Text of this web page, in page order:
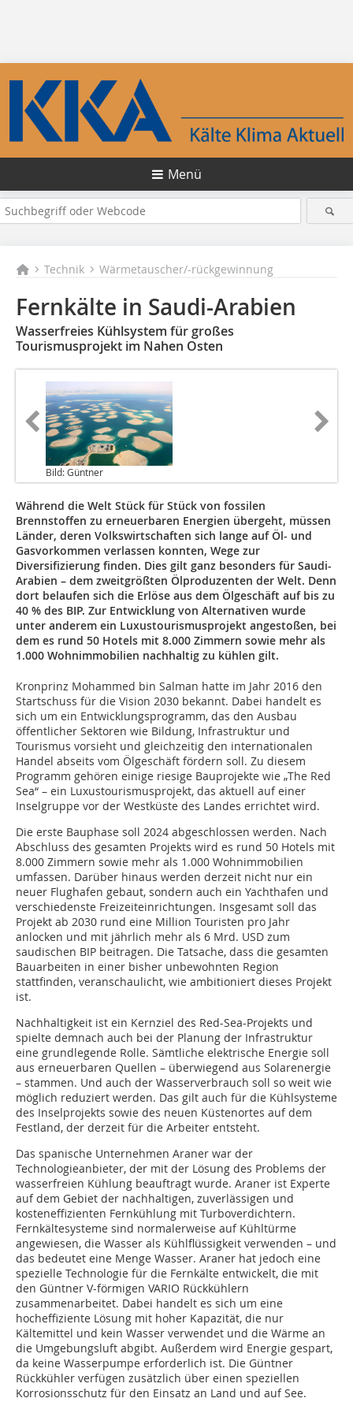
Menü
Technik Wärmetauscher/-rückgewinnung
Fernkälte in Saudi-Arabien
Wasserfreies Kühlsystem für großes
Tourismusprojekt im Nahen Osten
Bild: Güntner
Während die Welt Stück für Stück von fossilen
Brennstoffen zu erneuerbaren Energien übergeht, müssen
Länder, deren Volkswirtschaften sich lange auf Öl- und
Gasvorkommen verlassen konnten, Wege zur
Diversifizierung finden. Dies gilt ganz besonders für Saudi-
Arabien – dem zweitgrößten Ölproduzenten der Welt. Denn
dort belaufen sich die Erlöse aus dem Ölgeschäft auf bis zu
40 % des BIP. Zur Entwicklung von Alternativen wurde
unter anderem ein Luxustourismusprojekt angestoßen, bei
dem es rund 50 Hotels mit 8.000 Zimmern sowie mehr als
1.000 Wohnimmobilien nachhaltig zu kühlen gilt.
Kronprinz Mohammed bin Salman hatte im Jahr 2016 den
Startschuss für die Vision 2030 bekannt. Dabei handelt es
sich um ein Entwicklungsprogramm, das den Ausbau
öffentlicher Sektoren wie Bildung, Infrastruktur und
Tourismus vorsieht und gleichzeitig den internationalen
Handel abseits vom Ölgeschäft fördern soll. Zu diesem
Programm gehören einige riesige Bauprojekte wie „The Red
Sea“ – ein Luxustourismusprojekt, das aktuell auf einer
Inselgruppe vor der Westküste des Landes errichtet wird.
Die erste Bauphase soll 2024 abgeschlossen werden. Nach
Abschluss des gesamten Projekts wird es rund 50 Hotels mit
8.000 Zimmern sowie mehr als 1.000 Wohnimmobilien
umfassen. Darüber hinaus werden derzeit nicht nur ein
neuer Flughafen gebaut, sondern auch ein Yachthafen und
verschiedenste Freizeiteinrichtungen. Insgesamt soll das
Projekt ab 2030 rund eine Million Touristen pro Jahr
anlocken und mit jährlich mehr als 6 Mrd. USD zum
saudischen BIP beitragen. Die Tatsache, dass die gesamten
Bauarbeiten in einer bisher unbewohnten Region
stattfinden, veranschaulicht, wie ambitioniert dieses Projekt
ist.
Nachhaltigkeit ist ein Kernziel des Red-Sea-Projekts und
spielte demnach auch bei der Planung der Infrastruktur
eine grundlegende Rolle. Sämtliche elektrische Energie soll
aus erneuerbaren Quellen – überwiegend aus Solarenergie
– stammen. Und auch der Wasserverbrauch soll so weit wie
möglich reduziert werden. Das gilt auch für die Kühlsysteme
des Inselprojekts sowie des neuen Küstenortes auf dem
Festland, der derzeit für die Arbeiter entsteht.
Das spanische Unternehmen Araner war der
Technologieanbieter, der mit der Lösung des Problems der
wasserfreien Kühlung beauftragt wurde. Araner ist Experte
auf dem Gebiet der nachhaltigen, zuverlässigen und
kosteneffizienten Fernkühlung mit Turboverdichtern.
Fernkältesysteme sind normalerweise auf Kühltürme
angewiesen, die Wasser als Kühlflüssigkeit verwenden – und
das bedeutet eine Menge Wasser. Araner hat jedoch eine
spezielle Technologie für die Fernkälte entwickelt, die mit
den Güntner V-förmigen VARIO Rückkühlern
zusammenarbeitet. Dabei handelt es sich um eine
hocheffiziente Lösung mit hoher Kapazität, die nur
Kältemittel und kein Wasser verwendet und die Wärme an
die Umgebungsluft abgibt. Außerdem wird Energie gespart,
da keine Wasserpumpe erforderlich ist. Die Güntner
Rückkühler verfügen zusätzlich über einen speziellen
Korrosionsschutz für den Einsatz an Land und auf See.